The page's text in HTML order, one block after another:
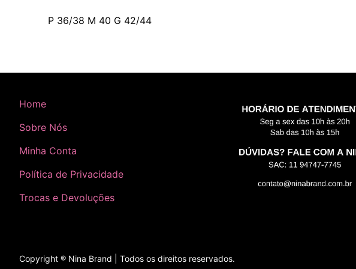
P 36/38 M 40 G 42/44
Home
Sobre Nós
Minha Conta
Política de Privacidade
Trocas e Devoluções
Copyright ® Nina Brand | Todos os direitos reservados.